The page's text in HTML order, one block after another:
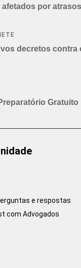
por
decretos contra
Gratuito
e respostas
com Advogados